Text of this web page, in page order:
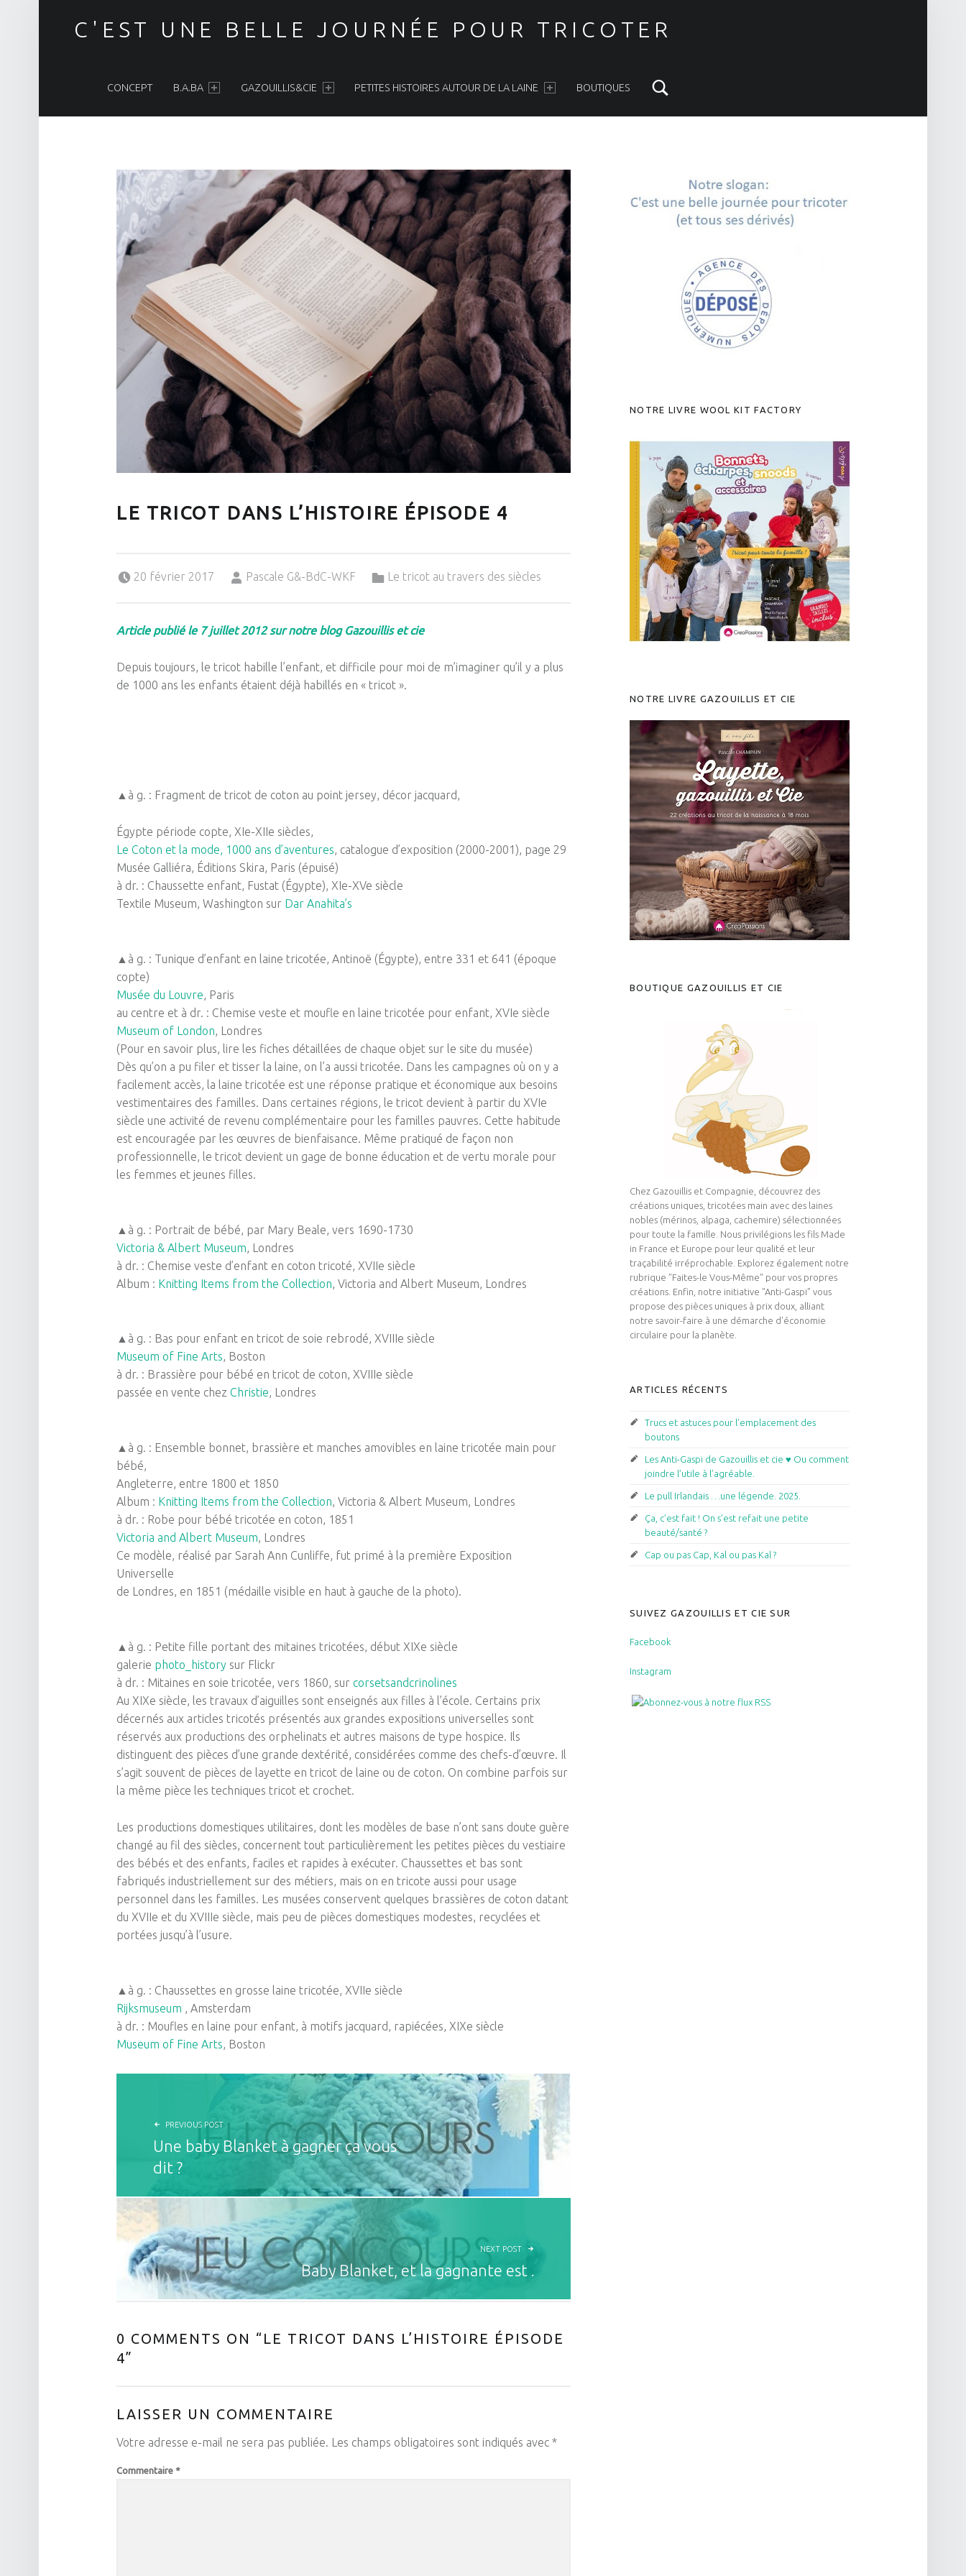
C'EST UNE BELLE JOURNÉE POUR TRICOTER
CONCEPT B.A.BA GAZOUILLIS&CIE PETITES HISTOIRES AUTOUR DE LA LAINE BOUTIQUES
LE TRICOT DANS L’HISTOIRE ÉPISODE 4
20 février 2017
Pascale G&-BdC-WKF
Le tricot au travers des siècles
Article publié le 7 juillet 2012 sur notre blog Gazouillis et cie
Depuis toujours, le tricot habille l’enfant, et difficile pour moi de m’imaginer qu’il y a plus
de 1000 ans les enfants étaient déjà habillés en « tricot ».
▲à g. : Fragment de tricot de coton au point jersey, décor jacquard,
Égypte période copte, XIe-XIIe siècles,
Le Coton et la mode, 1000 ans d’aventures, catalogue d’exposition (2000-2001), page 29
Musée Galliéra, Éditions Skira, Paris (épuisé)
à dr. : Chaussette enfant, Fustat (Égypte), XIe-XVe siècle
Textile Museum, Washington sur Dar Anahita’s
▲à g. : Tunique d’enfant en laine tricotée, Antinoë (Égypte), entre 331 et 641 (époque
copte)
Musée du Louvre, Paris
au centre et à dr. : Chemise veste et moufle en laine tricotée pour enfant, XVIe siècle
Museum of London, Londres
(Pour en savoir plus, lire les fiches détaillées de chaque objet sur le site du musée)
Dès qu’on a pu filer et tisser la laine, on l’a aussi tricotée. Dans les campagnes où on y a
facilement accès, la laine tricotée est une réponse pratique et économique aux besoins
vestimentaires des familles. Dans certaines régions, le tricot devient à partir du XVIe
siècle une activité de revenu complémentaire pour les familles pauvres. Cette habitude
est encouragée par les œuvres de bienfaisance. Même pratiqué de façon non
professionnelle, le tricot devient un gage de bonne éducation et de vertu morale pour
les femmes et jeunes filles.
▲à g. : Portrait de bébé, par Mary Beale, vers 1690-1730
Victoria & Albert Museum , Londres
à dr. : Chemise veste d’enfant en coton tricoté, XVIIe siècle
Album : Knitting Items from the Collection , Victoria and Albert Museum, Londres
▲à g. : Bas pour enfant en tricot de soie rebrodé, XVIIIe siècle
Museum of Fine Arts, Boston
à dr. : Brassière pour bébé en tricot de coton, XVIIIe siècle
passée en vente chez Christie, Londres
▲à g. : Ensemble bonnet, brassière et manches amovibles en laine tricotée main pour
bébé,
Angleterre, entre 1800 et 1850
Album : Knitting Items from the Collection, Victoria & Albert Museum, Londres
à dr. : Robe pour bébé tricotée en coton, 1851
Victoria and Albert Museum, Londres
Ce modèle, réalisé par Sarah Ann Cunliffe, fut primé à la première Exposition
Universelle
de Londres, en 1851 (médaille visible en haut à gauche de la photo).
▲à g. : Petite fille portant des mitaines tricotées, début XIXe siècle
galerie photo_history sur Flickr
à dr. : Mitaines en soie tricotée, vers 1860, sur corsetsandcrinolines
Au XIXe siècle, les travaux d’aiguilles sont enseignés aux filles à l’école. Certains prix
décernés aux articles tricotés présentés aux grandes expositions universelles sont
réservés aux productions des orphelinats et autres maisons de type hospice. Ils
distinguent des pièces d’une grande dextérité, considérées comme des chefs-d’œuvre. Il
s’agit souvent de pièces de layette en tricot de laine ou de coton. On combine parfois sur
la même pièce les techniques tricot et crochet.
Les productions domestiques utilitaires, dont les modèles de base n’ont sans doute guère
changé au fil des siècles, concernent tout particulièrement les petites pièces du vestiaire
des bébés et des enfants, faciles et rapides à exécuter. Chaussettes et bas sont
fabriqués industriellement sur des métiers, mais on en tricote aussi pour usage
personnel dans les familles. Les musées conservent quelques brassières de coton datant
du XVIIe et du XVIIIe siècle, mais peu de pièces domestiques modestes, recyclées et
portées jusqu’à l’usure.
▲à g. : Chaussettes en grosse laine tricotée, XVIIe siècle
Rijksmuseum , Amsterdam
à dr. : Moufles en laine pour enfant, à motifs jacquard, rapiécées, XIXe siècle
Museum of Fine Arts, Boston
NAVIGATION DE L’ARTICLE
PREVIOUS POST
Une baby Blanket à gagner ça vous
dit ?
NEXT POST
Baby Blanket, et la gagnante est .
0 COMMENTS ON “ LE TRICOT DANS L’HISTOIRE ÉPISODE
4”
LAISSER UN COMMENTAIRE
Votre adresse e-mail ne sera pas publiée. Les champs obligatoires sont indiqués avec *
Commentaire *
NOTRE LIVRE WOOL KIT FACTORY
NOTRE LIVRE GAZOUILLIS ET CIE
BOUTIQUE GAZOUILLIS ET CIE
Chez Gazouillis et Compagnie, découvrez des
créations uniques, tricotées main avec des laines
nobles (mérinos, alpaga, cachemire) sélectionnées
pour toute la famille. Nous privilégions les fils Made
in France et Europe pour leur qualité et leur
traçabilité irréprochable. Explorez également notre
rubrique "Faites-le Vous-Même" pour vos propres
créations. Enfin, notre initiative "Anti-Gaspi" vous
propose des pièces uniques à prix doux, alliant
notre savoir-faire à une démarche d'économie
circulaire pour la planète.
ARTICLES RÉCENTS
Trucs et astuces pour l’emplacement des
boutons
Les Anti-Gaspi de Gazouillis et cie ♥ Ou comment
joindre l’utile à l’agréable.
Le pull Irlandais …une légende. 2025.
Ça, c’est fait ! On s’est refait une petite
beauté/santé ?
Cap ou pas Cap, Kal ou pas Kal ?
SUIVEZ GAZOUILLIS ET CIE SUR
Facebook
Instagram